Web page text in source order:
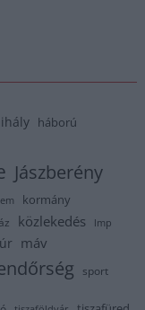
háború
Jászberény
kormány
közlekedés lmp
máv
sport